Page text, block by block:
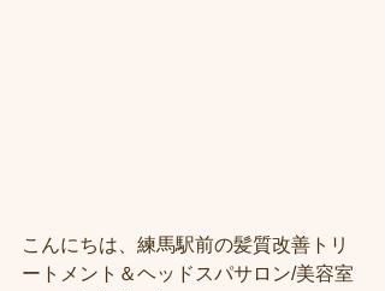
こんにちは、練馬駅前の髪質改善トリ
ートメント＆ヘッドスパサロン/美容室